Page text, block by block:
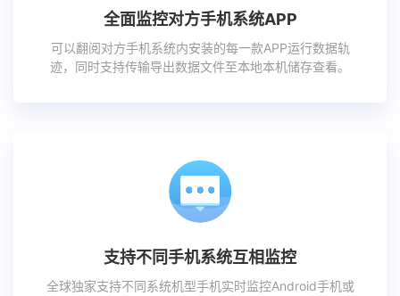
全面监控对方手机系统APP
可以翻阅对方手机系统内安装的每一款APP运行数据轨
迹，同时支持传输导出数据文件至本地本机储存查看。
支持不同手机系统互相监控
全球独家支持不同系统机型手机实时监控Android手机或